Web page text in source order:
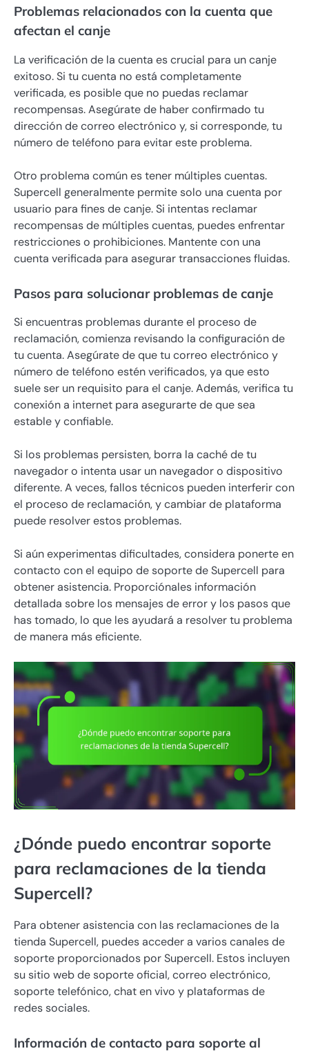
Problemas relacionados con la cuenta que
afectan el canje
La verificación de la cuenta es crucial para un canje
exitoso. Si tu cuenta no está completamente
verificada, es posible que no puedas reclamar
recompensas. Asegúrate de haber confirmado tu
dirección de correo electrónico y, si corresponde, tu
número de teléfono para evitar este problema.
Otro problema común es tener múltiples cuentas.
Supercell generalmente permite solo una cuenta por
usuario para fines de canje. Si intentas reclamar
recompensas de múltiples cuentas, puedes enfrentar
restricciones o prohibiciones. Mantente con una
cuenta verificada para asegurar transacciones fluidas.
Pasos para solucionar problemas de canje
Si encuentras problemas durante el proceso de
reclamación, comienza revisando la configuración de
tu cuenta. Asegúrate de que tu correo electrónico y
número de teléfono estén verificados, ya que esto
suele ser un requisito para el canje. Además, verifica tu
conexión a internet para asegurarte de que sea
estable y confiable.
Si los problemas persisten, borra la caché de tu
navegador o intenta usar un navegador o dispositivo
diferente. A veces, fallos técnicos pueden interferir con
el proceso de reclamación, y cambiar de plataforma
puede resolver estos problemas.
Si aún experimentas dificultades, considera ponerte en
contacto con el equipo de soporte de Supercell para
obtener asistencia. Proporciónales información
detallada sobre los mensajes de error y los pasos que
has tomado, lo que les ayudará a resolver tu problema
de manera más eficiente.
¿Dónde puedo encontrar soporte
para reclamaciones de la tienda
Supercell?
Para obtener asistencia con las reclamaciones de la
tienda Supercell, puedes acceder a varios canales de
soporte proporcionados por Supercell. Estos incluyen
su sitio web de soporte oficial, correo electrónico,
soporte telefónico, chat en vivo y plataformas de
redes sociales.
Información de contacto para soporte al